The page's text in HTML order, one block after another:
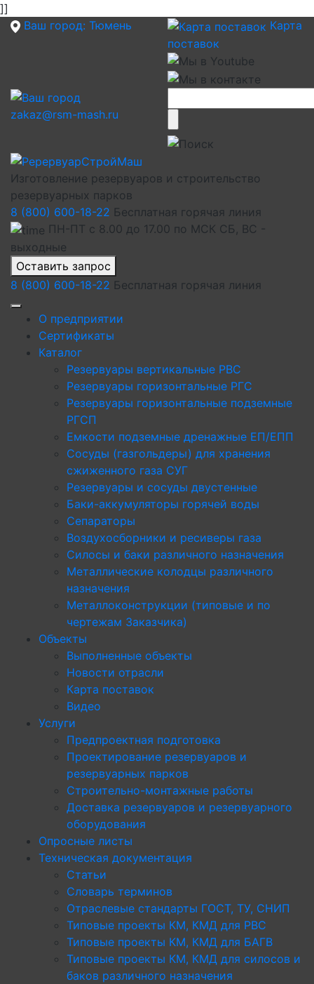
]]
Ваш город: Тюмень
Карта
поставок
zakaz@rsm-mash.ru
Изготовление резервуаров и строительство
резервуарных парков
8 (800) 600-18-22 Бесплатная горячая линия
ПН-ПТ с 8.00 до 17.00 по МСК СБ, ВС -
выходные
Оставить запрос
8 (800) 600-18-22 Бесплатная горячая линия
О предприятии
Сертификаты
Каталог
Резервуары вертикальные РВС
Резервуары горизонтальные РГС
Резервуары горизонтальные подземные
РГСП
Емкости подземные дренажные ЕП/ЕПП
Сосуды (газгольдеры) для хранения
сжиженного газа СУГ
Резервуары и сосуды двустенные
Баки-аккумуляторы горячей воды
Сепараторы
Воздухосборники и ресиверы газа
Силосы и баки различного назначения
Металлические колодцы различного
назначения
Металлоконструкции (типовые и по
чертежам Заказчика)
Объекты
Выполненные объекты
Новости отрасли
Карта поставок
Видео
Услуги
Предпроектная подготовка
Проектирование резервуаров и
резервуарных парков
Строительно-монтажные работы
Доставка резервуаров и резервуарного
оборудования
Опросные листы
Техническая документация
Статьи
Словарь терминов
Отраслевые стандарты ГОСТ, ТУ, СНИП
Типовые проекты КМ, КМД для РВС
Типовые проекты КМ, КМД для БАГВ
Типовые проекты КМ, КМД для силосов и
баков различного назначения